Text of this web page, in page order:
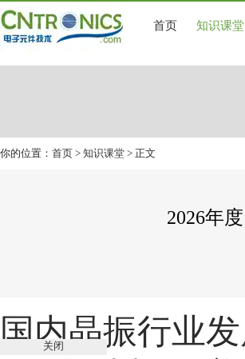
首页 知识课堂
你的位置： 首页 > 知识课堂 > 正文
2026年
国内晶振行业
关闭